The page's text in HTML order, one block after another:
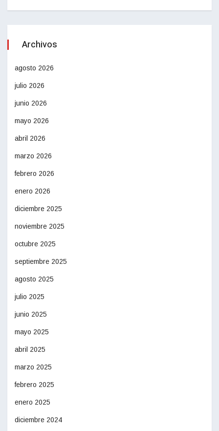
Archivos
agosto 2026
julio 2026
junio 2026
mayo 2026
abril 2026
marzo 2026
febrero 2026
enero 2026
diciembre 2025
noviembre 2025
octubre 2025
septiembre 2025
agosto 2025
julio 2025
junio 2025
mayo 2025
abril 2025
marzo 2025
febrero 2025
enero 2025
diciembre 2024